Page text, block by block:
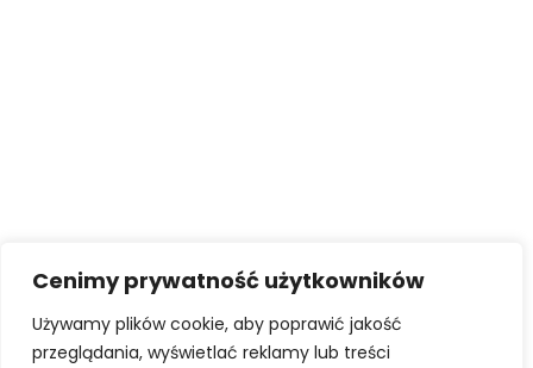
Cenimy prywatność użytkowników
Używamy plików cookie, aby poprawić jakość
przeglądania, wyświetlać reklamy lub treści